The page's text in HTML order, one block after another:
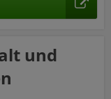
und